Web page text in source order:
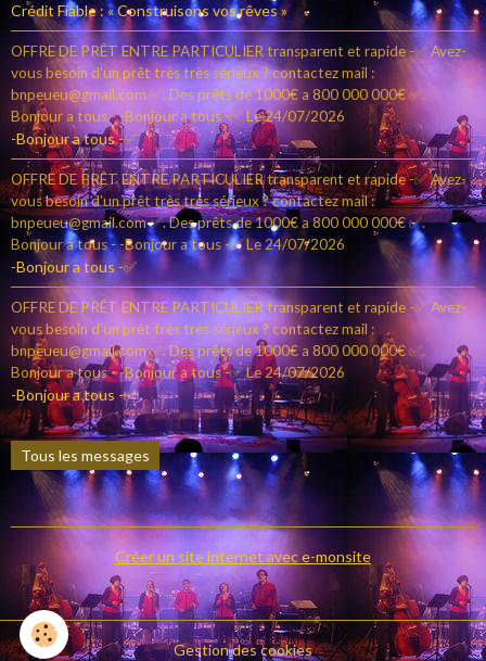
Crédit Fiable : « Construisons vos rêves »
OFFRE DE PRÊT ENTRE PARTICULIER transparent et rapide -✅ Avez-
vous besoin d'un prêt très très sérieux ? contactez mail :
bnpeueu@gmail.com ✅. Des prêts de 1000€ a 800 000 000€ ✅.
Bonjour a tous - -Bonjour a tous -✅Le 24/07/2026
-Bonjour a tous -✅
OFFRE DE PRÊT ENTRE PARTICULIER transparent et rapide -✅ Avez-
vous besoin d'un prêt très très sérieux ? contactez mail :
bnpeueu@gmail.com ✅. Des prêts de 1000€ a 800 000 000€ ✅.
Bonjour a tous - -Bonjour a tous -✅Le 24/07/2026
-Bonjour a tous -✅
OFFRE DE PRÊT ENTRE PARTICULIER transparent et rapide -✅ Avez-
vous besoin d'un prêt très très sérieux ? contactez mail :
bnpeueu@gmail.com ✅. Des prêts de 1000€ a 800 000 000€ ✅.
Bonjour a tous - -Bonjour a tous -✅Le 24/07/2026
-Bonjour a tous -✅
Tous les messages
Créer un site internet avec e-monsite
Gestion des cookies